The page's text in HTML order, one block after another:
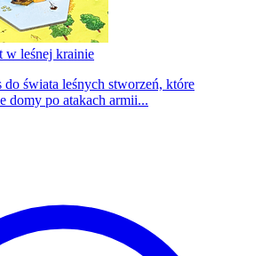
w leśnej krainie
do świata leśnych stworzeń, które
domy po atakach armii...